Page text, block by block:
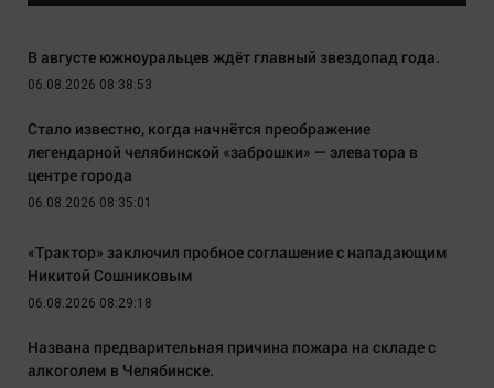
В августе южноуральцев ждёт главный звездопад года.
06.08.2026 08:38:53
Стало известно, когда начнётся преображение
легендарной челябинской «заброшки» — элеватора в
центре города
06.08.2026 08:35:01
«Трактор» заключил пробное соглашение с нападающим
Никитой Сошниковым
06.08.2026 08:29:18
Названа предварительная причина пожара на складе с
алкоголем в Челябинске.